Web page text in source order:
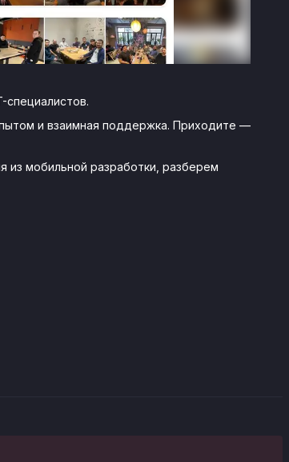
и взаимная поддержка. Приходите —
из мобильной разработки, разберем